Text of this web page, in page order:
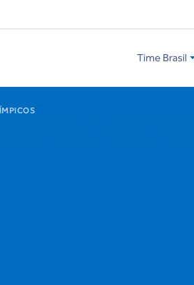
Time Brasil